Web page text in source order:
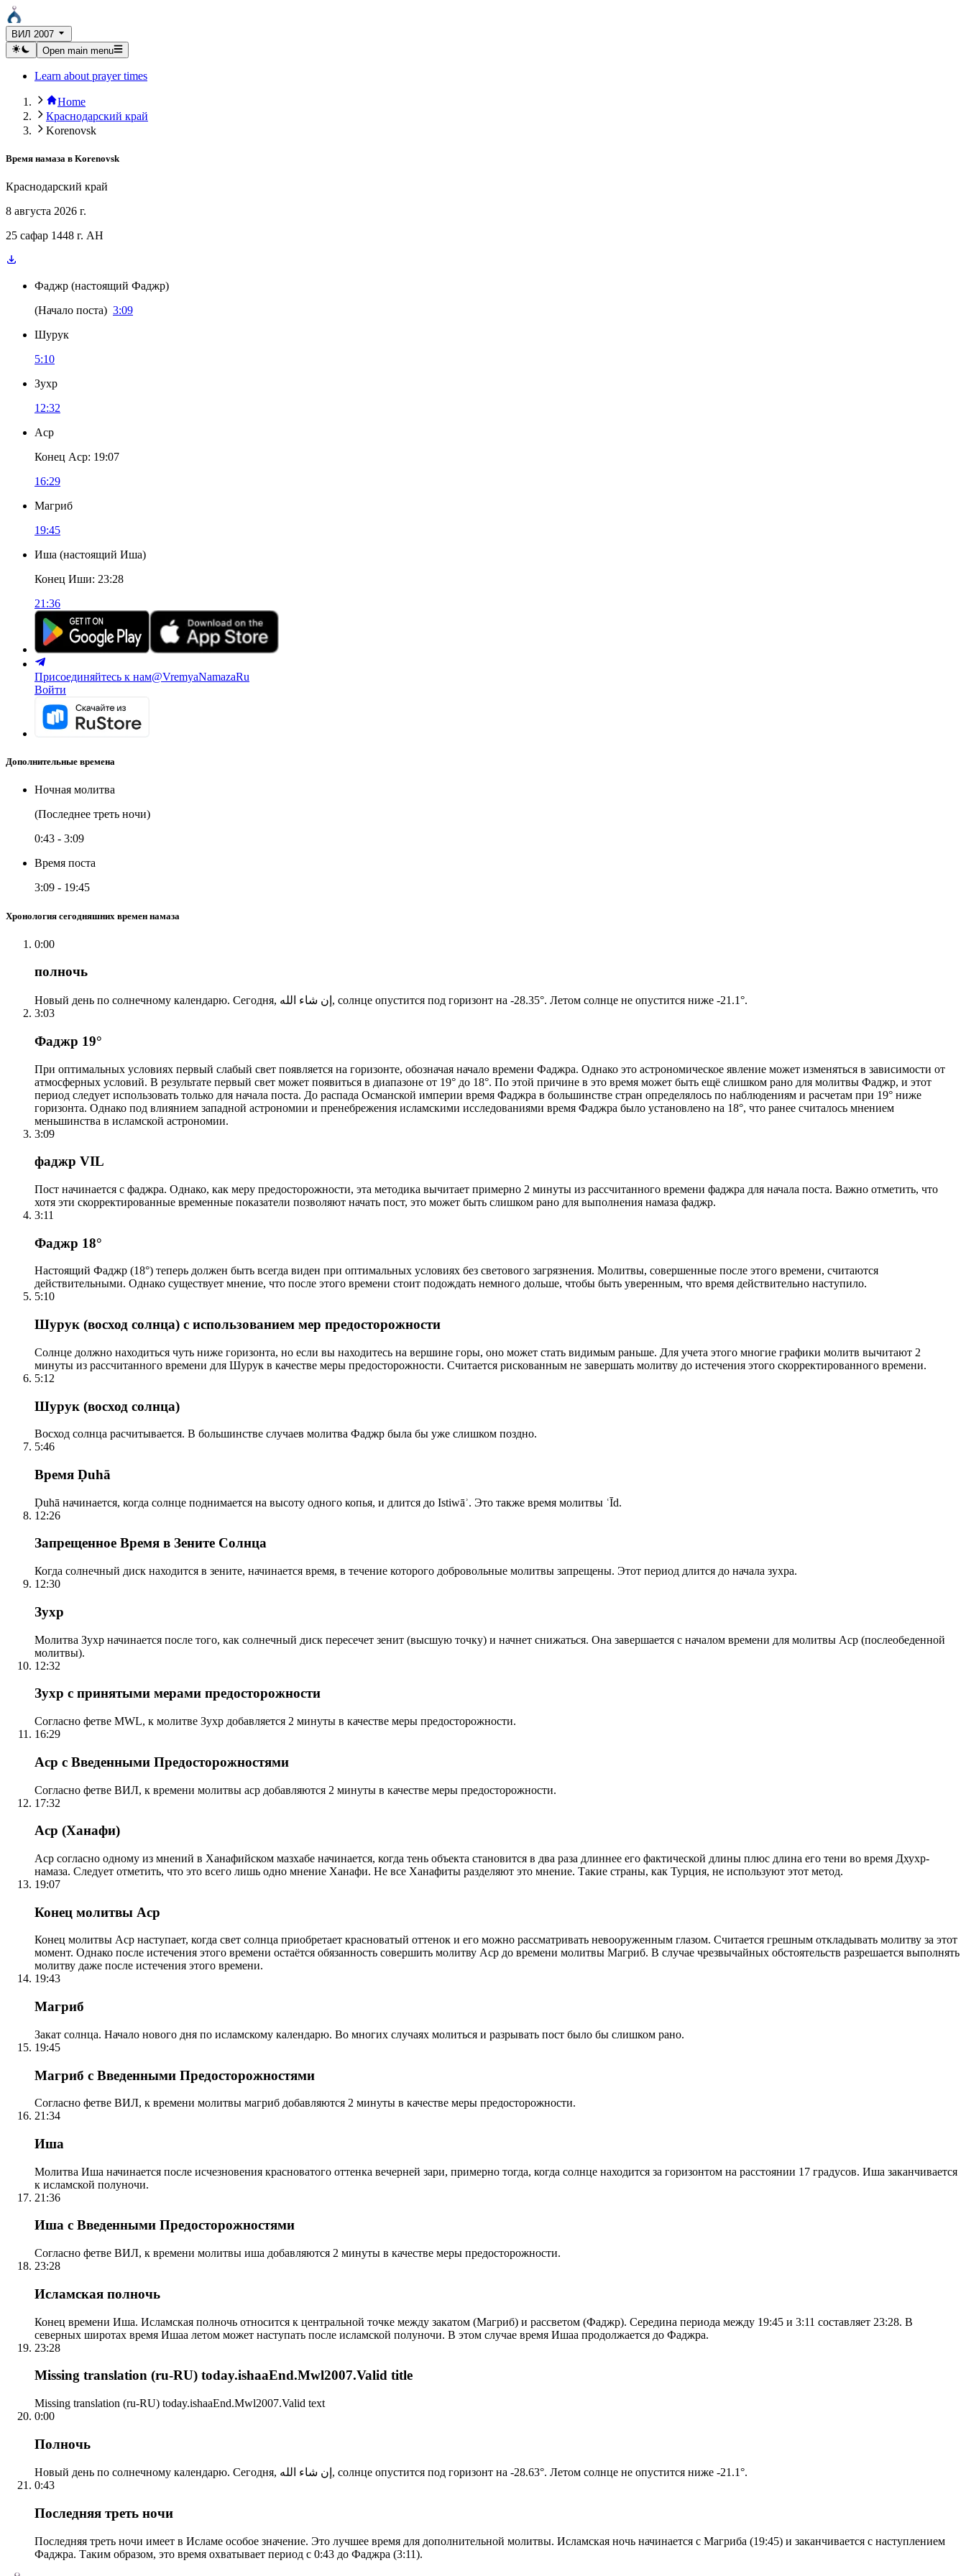
ВИЛ 2007
Open main menu
Learn about prayer times
Home
Краснодарский край
Korenovsk
Время намаза в Korenovsk
Краснодарский край
8 августа 2026 г.
25 сафар 1448 г. AH
Фаджр (настоящий Фаджр)
(Начало поста) 3:09
Шурук
5:10
Зухр
12:32
Аср
Конец Аср: 19:07
16:29
Магриб
19:45
Иша (настоящий Иша)
Конец Иши: 23:28
21:36
Присоединяйтесь к нам@VremyaNamazaRu
Войти
Дополнительные времена
Ночная молитва
(Последнее треть ночи)
0:43 - 3:09
Время поста
3:09 - 19:45
Хронология сегодняшних времен намаза
0:00
полночь
Новый день по солнечному календарю. Сегодня, إن شاء الله, солнце опустится под горизонт на -28.35°. Летом солнце не опустится ниже -21.1°.
3:03
Фаджр 19°
При оптимальных условиях первый слабый свет появляется на горизонте, обозначая начало времени Фаджра. Однако это астрономическое явление может изменяться в зависимости от
атмосферных условий. В результате первый свет может появиться в диапазоне от 19° до 18°. По этой причине в это время может быть ещё слишком рано для молитвы Фаджр, и этот
период следует использовать только для начала поста. До распада Османской империи время Фаджра в большинстве стран определялось по наблюдениям и расчетам при 19° ниже
горизонта. Однако под влиянием западной астрономии и пренебрежения исламскими исследованиями время Фаджра было установлено на 18°, что ранее считалось мнением
меньшинства в исламской астрономии.
3:09
фаджр VIL
Пост начинается с фаджра. Однако, как меру предосторожности, эта методика вычитает примерно 2 минуты из рассчитанного времени фаджра для начала поста. Важно отметить, что
хотя эти скорректированные временные показатели позволяют начать пост, это может быть слишком рано для выполнения намаза фаджр.
3:11
Фаджр 18°
Настоящий Фаджр (18°) теперь должен быть всегда виден при оптимальных условиях без светового загрязнения. Молитвы, совершенные после этого времени, считаются
действительными. Однако существует мнение, что после этого времени стоит подождать немного дольше, чтобы быть уверенным, что время действительно наступило.
5:10
Шурук (восход солнца) с использованием мер предосторожности
Солнце должно находиться чуть ниже горизонта, но если вы находитесь на вершине горы, оно может стать видимым раньше. Для учета этого многие графики молитв вычитают 2
минуты из рассчитанного времени для Шурук в качестве меры предосторожности. Считается рискованным не завершать молитву до истечения этого скорректированного времени.
5:12
Шурук (восход солнца)
Восход солнца расчитывается. В большинстве случаев молитва Фаджр была бы уже слишком поздно.
5:46
Время Ḍuhā
Ḍuhā начинается, когда солнце поднимается на высоту одного копья, и длится до Istiwāʾ. Это также время молитвы ʿĪd.
12:26
Запрещенное Время в Зените Солнца
Когда солнечный диск находится в зените, начинается время, в течение которого добровольные молитвы запрещены. Этот период длится до начала зухра.
12:30
Зухр
Молитва Зухр начинается после того, как солнечный диск пересечет зенит (высшую точку) и начнет снижаться. Она завершается с началом времени для молитвы Аср (послеобеденной
молитвы).
12:32
Зухр с принятыми мерами предосторожности
Согласно фетве MWL, к молитве Зухр добавляется 2 минуты в качестве меры предосторожности.
16:29
Аср с Введенными Предосторожностями
Согласно фетве ВИЛ, к времени молитвы аср добавляются 2 минуты в качестве меры предосторожности.
17:32
Аср (Ханафи)
Аср согласно одному из мнений в Ханафийском мазхабе начинается, когда тень объекта становится в два раза длиннее его фактической длины плюс длина его тени во время Дхухр-
намаза. Следует отметить, что это всего лишь одно мнение Ханафи. Не все Ханафиты разделяют это мнение. Такие страны, как Турция, не используют этот метод.
19:07
Конец молитвы Аср
Конец молитвы Аср наступает, когда свет солнца приобретает красноватый оттенок и его можно рассматривать невооруженным глазом. Считается грешным откладывать молитву за этот
момент. Однако после истечения этого времени остаётся обязанность совершить молитву Аср до времени молитвы Магриб. В случае чрезвычайных обстоятельств разрешается выполнять
молитву даже после истечения этого времени.
19:43
Магриб
Закат солнца. Начало нового дня по исламскому календарю. Во многих случаях молиться и разрывать пост было бы слишком рано.
19:45
Магриб с Введенными Предосторожностями
Согласно фетве ВИЛ, к времени молитвы магриб добавляются 2 минуты в качестве меры предосторожности.
21:34
Иша
Молитва Иша начинается после исчезновения красноватого оттенка вечерней зари, примерно тогда, когда солнце находится за горизонтом на расстоянии 17 градусов. Иша заканчивается
к исламской полуночи.
21:36
Иша с Введенными Предосторожностями
Согласно фетве ВИЛ, к времени молитвы иша добавляются 2 минуты в качестве меры предосторожности.
23:28
Исламская полночь
Конец времени Иша. Исламская полночь относится к центральной точке между закатом (Магриб) и рассветом (Фаджр). Середина периода между 19:45 и 3:11 составляет 23:28. В
северных широтах время Ишаа летом может наступать после исламской полуночи. В этом случае время Ишаа продолжается до Фаджра.
23:28
Missing translation (ru-RU) today.ishaaEnd.Mwl2007.Valid title
Missing translation (ru-RU) today.ishaaEnd.Mwl2007.Valid text
0:00
Полночь
Новый день по солнечному календарю. Сегодня, إن شاء الله, солнце опустится под горизонт на -28.63°. Летом солнце не опустится ниже -21.1°.
0:43
Последняя треть ночи
Последняя треть ночи имеет в Исламе особое значение. Это лучшее время для дополнительной молитвы. Исламская ночь начинается с Магриба (19:45) и заканчивается с наступлением
Фаджра. Таким образом, это время охватывает период с 0:43 до Фаджра (3:11).